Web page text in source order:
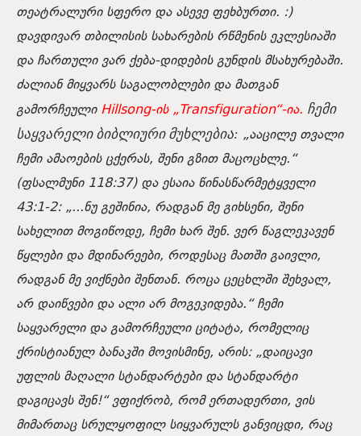
თეატრალური სფერო და ასევე ფეხბურთი. :)
დავდივარ თბილისის სახარების რწმენის ეკლესიაში
და ჩართული ვარ ქება-დიდების გუნდის მსახურებაში.
ძალიან მიყვარს საგალობლები და მათგან
გამორჩეულიHillsong-ის „Transfiguration“-ია. ჩემი
საყვარელი ბიბლიური მუხლებია: „ააცილე თვალი
ჩემი ამაოების ცქერას, შენი გზით მაცოცხლე.“
(ფსალმუნი 118:37) და ესაია წინასწარმეტყველი
43:1-2: „...ნუ გეშინია, რადგან მე გიხსენი, შენი
სახელით მოგიწოდე, ჩემი ხარ შენ. ვერ წაგლეკავენ
წყლები და მდინარეები, როდესაც მათში გაივლი,
რადგან მე ვიქნები შენთან. როცა ცეცხლში შეხვალ,
არ დაიწვები და ალი არ მოგეკიდება.“ჩემი
საყვარელი და გამორჩეული ციტატა, რომელიც
ქრისტიანულ ბანაკში მოვისმინე, არის:„დაიცავი
უფლის მაღალი სტანდარტები და სტანდარტი
დაგიცავს შენ!“ვფიქრობ, რომ ერთადერთი, ვის
მიმართაც სრულყოფილ სიყვარულს განვიცდი, რაც